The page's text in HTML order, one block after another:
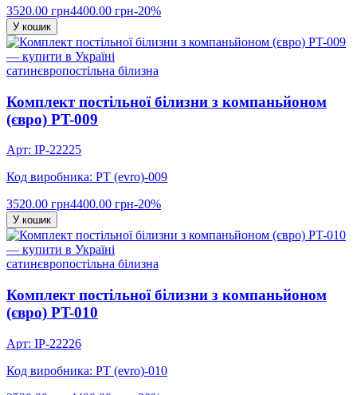
3520.00 грн4400.00 грн-20%
У кошик
сатинєвропостільна білизна
Комплект постільної білизни з компаньйоном
(євро) PT-009
Арт: IP-22225
Код виробника: PT (evro)-009
3520.00 грн4400.00 грн-20%
У кошик
сатинєвропостільна білизна
Комплект постільної білизни з компаньйоном
(євро) PT-010
Арт: IP-22226
Код виробника: PT (evro)-010